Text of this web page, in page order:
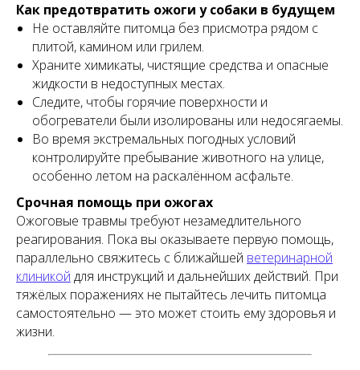
Как предотвратить ожоги у собаки в будущем
Не оставляйте питомца без присмотра рядом с
плитой, камином или грилем.
Храните химикаты, чистящие средства и опасные
жидкости в недоступных местах.
Следите, чтобы горячие поверхности и
обогреватели были изолированы или недосягаемы.
Во время экстремальных погодных условий
контролируйте пребывание животного на улице,
особенно летом на раскалённом асфальте.
Срочная помощь при ожогах
Ожоговые травмы требуют незамедлительного
реагирования. Пока вы оказываете первую помощь,
параллельно свяжитесь с ближайшей ветеринарной
клиникой для инструкций и дальнейших действий. При
тяжёлых поражениях не пытайтесь лечить питомца
самостоятельно — это может стоить ему здоровья и
жизни.